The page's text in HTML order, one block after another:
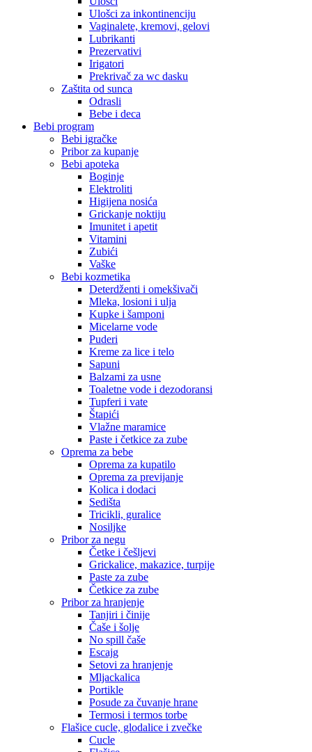
Ulošci za inkontinenciju
Vaginalete, kremovi, gelovi
Lubrikanti
Prezervativi
Irigatori
Prekrivač za wc dasku
Zaštita od sunca
Odrasli
Bebe i deca
Bebi program
Bebi igračke
Pribor za kupanje
Bebi apoteka
Boginje
Elektroliti
Higijena nosića
Grickanje noktiju
Imunitet i apetit
Vitamini
Zubići
Vaške
Bebi kozmetika
Deterdženti i omekšivači
Mleka, losioni i ulja
Kupke i šamponi
Micelarne vode
Puderi
Kreme za lice i telo
Sapuni
Balzami za usne
Toaletne vode i dezodoransi
Tupferi i vate
Štapići
Vlažne maramice
Paste i četkice za zube
Oprema za bebe
Oprema za kupatilo
Oprema za previjanje
Kolica i dodaci
Sedišta
Tricikli, guralice
Nosiljke
Pribor za negu
Četke i češljevi
Grickalice, makazice, turpije
Paste za zube
Četkice za zube
Pribor za hranjenje
Tanjiri i činije
Čaše i šolje
No spill čaše
Escajg
Setovi za hranjenje
Mljackalica
Portikle
Posude za čuvanje hrane
Termosi i termos torbe
Flašice cucle, glodalice i zvečke
Cucle